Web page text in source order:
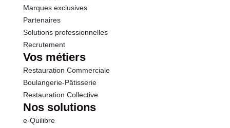
Marques exclusives
Partenaires
Solutions professionnelles
Recrutement
Vos métiers
Restauration Commerciale
Boulangerie-Pâtisserie
Restauration Collective
Nos solutions
e-Quilibre